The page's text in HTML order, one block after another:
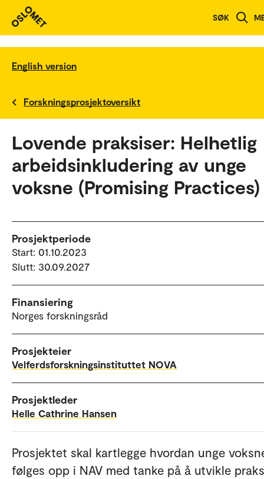
SØK
English version
Forskningsprosjektoversikt
Lovende praksiser: Helhetlig
arbeidsinkludering av unge
voksne (Promising Practices)
Prosjektperiode
Start: 01.10.2023
Slutt: 30.09.2027
Finansiering
Norges forskningsråd
Prosjekteier
Velferdsforskningsinstituttet NOVA
Prosjektleder
Helle Cathrine Hansen
Prosjektet skal kartlegge hvordan unge
følges opp i NAV med tanke på å utvikle